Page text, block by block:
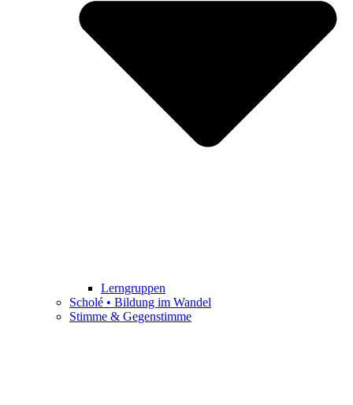
Lerngruppen
Scholé • Bildung im Wandel
Stimme & Gegenstimme